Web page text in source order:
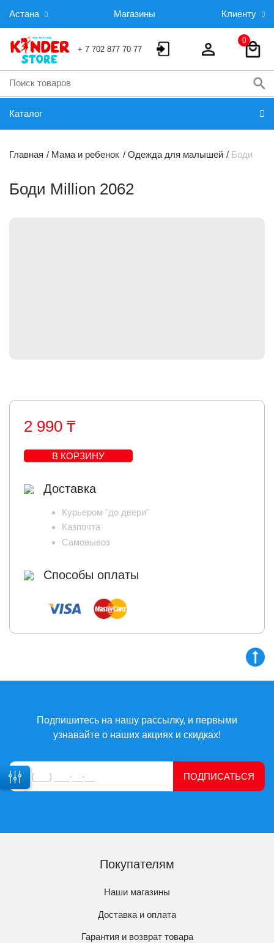
Астана Магазины Клиенту
+ 7 702 877 70 77
0
Каталог
Главная Мама и ребенок Одежда для малышей Боди
Боди Million 2062
2 990 ₸
В КОРЗИНУ
Доставка
Курьером "до двери"
Казпочта
Самовывоз
Способы оплаты
Подпишитесь на нашу рассылку, и первыми
узнавайте о наших акциях и скидках!
ПОДПИСАТЬСЯ
Покупателям
Наши магазины
Доставка и оплата
Гарантия и возврат товара